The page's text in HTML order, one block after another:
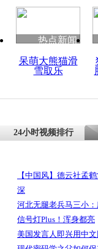
热点新闻
呆萌大熊猫滑
雪取乐
24小时视频排行
【中国风】德云社孟
深
河北无腿老兵马三小
信号灯Plus！浑身都亮
美国发言人即兴用中